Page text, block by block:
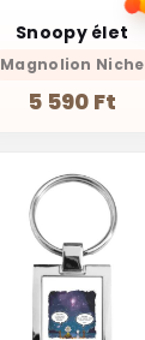
Snoopy élet
Magnolion Niche
5 590 Ft